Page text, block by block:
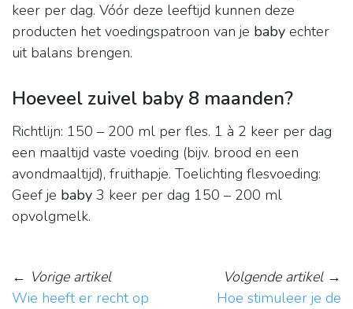
keer per dag. Vóór deze leeftijd kunnen deze
producten het voedingspatroon van je baby echter
uit balans brengen.
Hoeveel zuivel baby 8 maanden?
Richtlijn: 150 – 200 ml per fles. 1 à 2 keer per dag
een maaltijd vaste voeding (bijv. brood en een
avondmaaltijd), fruithapje. Toelichting flesvoeding:
Geef je baby 3 keer per dag 150 – 200 ml
opvolgmelk.
← Vorige artikel
Wie heeft er recht op
Volgende artikel→
Hoe stimuleer je de